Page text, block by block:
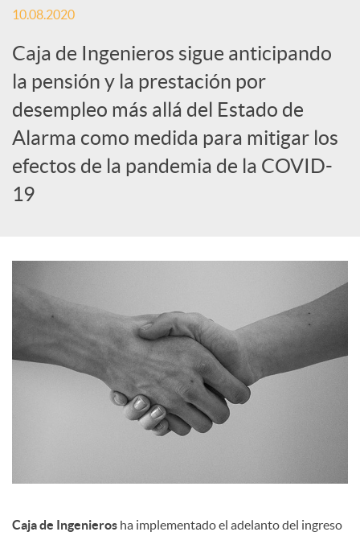
s
S
o
c
l
10.08.2020
Caja de Ingenieros sigue anticipando
la pensión y la prestación por
desempleo más allá del Estado de
Alarma como medida para mitigar los
efectos de la pandemia de la COVID-
19
Caja de Ingenieros ha implementado el adelanto del ingreso